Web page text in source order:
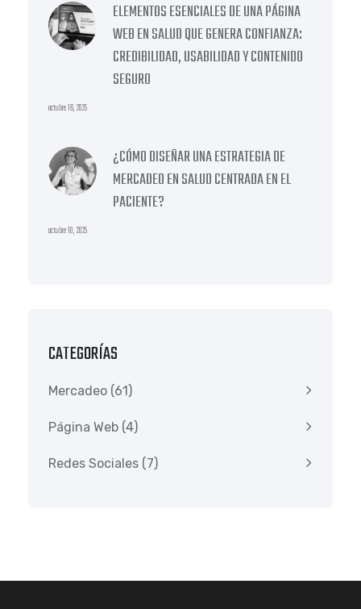
ELEMENTOS ESENCIALES DE UNA PÁGINA
WEB EN SALUD QUE GENERA CONFIANZA:
CREDIBILIDAD, USABILIDAD Y CONTENIDO
SEGURO
octubre 16, 2025
¿CÓMO DISEÑAR UNA ESTRATEGIA DE
MERCADEO EN SALUD CENTRADA EN EL
PACIENTE?
octubre 10, 2025
CATEGORÍAS
Mercadeo (61)
Página Web (4)
Redes Sociales (7)